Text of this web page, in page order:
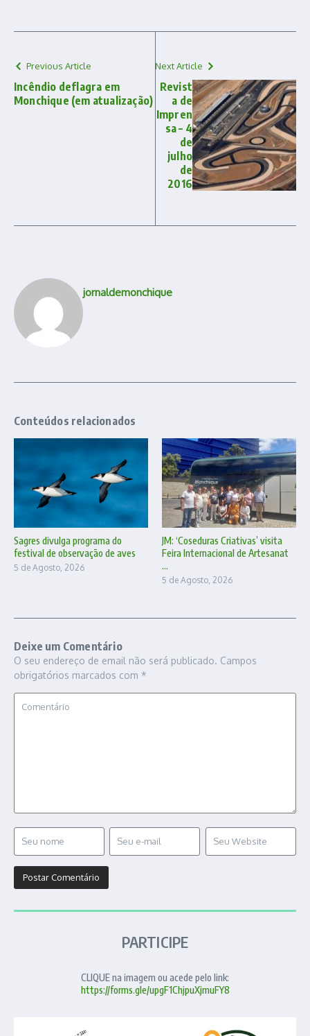
Previous Article
Incêndio deflagra em
Monchique (em atualização)
Next Article
Revist
a de
Impren
sa – 4
de
julho
de
2016
jornaldemonchique
Conteúdos relacionados
Sagres divulga programa do
festival de observação de aves
5 de Agosto, 2026
JM: ‘Coseduras Criativas’ visita
Feira Internacional de Artesanat
...
5 de Agosto, 2026
Deixe um Comentário
O seu endereço de email não será publicado. Campos
obrigatórios marcados com *
PARTICIPE
CLIQUE na imagem ou acede pelo link:
https://forms.gle/upgF1ChjpuXjmuFY8